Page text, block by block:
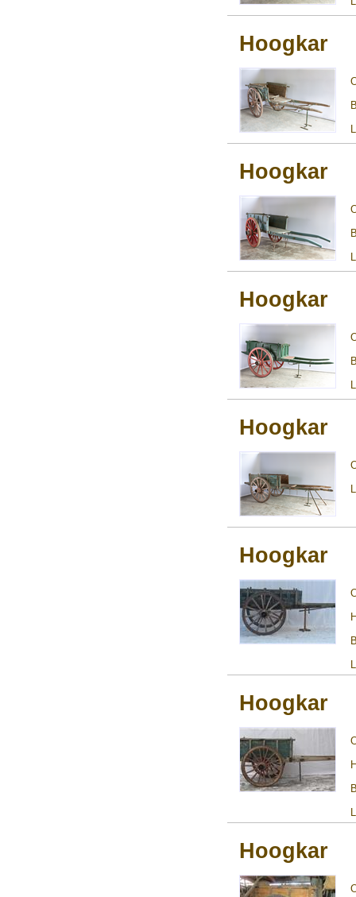
Hoogkar
Hoogkar
Hoogkar
Hoogkar
Hoogkar
Hoogkar
Hoogkar